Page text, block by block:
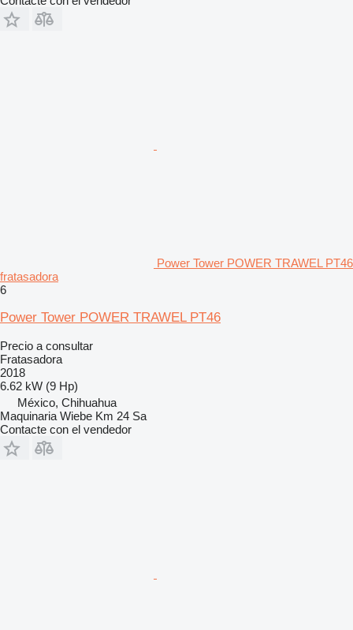
Power Tower POWER TRAWEL PT46
fratasadora
6
Power Tower POWER TRAWEL PT46
Precio a consultar
Fratasadora
2018
6.62 kW (9 Hp)
México, Chihuahua
Maquinaria Wiebe Km 24 Sa
Contacte con el vendedor